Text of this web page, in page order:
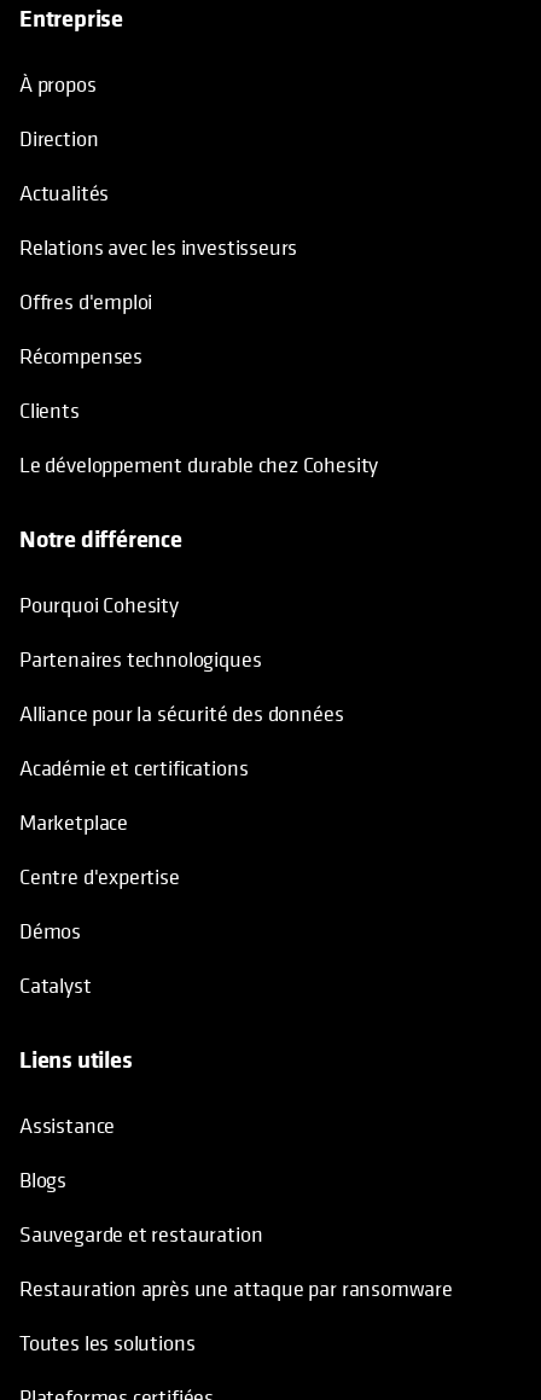
Entreprise
À propos
Direction
Actualités
Relations avec les investisseurs
Offres d'emploi
Récompenses
Clients
Le développement durable chez Cohesity
Notre différence
Pourquoi Cohesity
Partenaires technologiques
Alliance pour la sécurité des données
Académie et certifications
Marketplace
Centre d'expertise
Démos
Catalyst
Liens utiles
Assistance
Blogs
Sauvegarde et restauration
Restauration après une attaque par ransomware
Toutes les solutions